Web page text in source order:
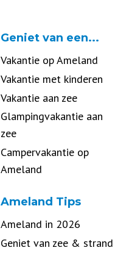
Geniet van een...
Vakantie op Ameland
Vakantie met kinderen
Vakantie aan zee
Glampingvakantie aan
zee
Campervakantie op
Ameland
Ameland Tips
Ameland in 2026
Geniet van zee & strand